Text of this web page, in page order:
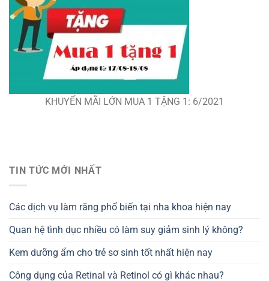
KHUYẾN MÃI LỚN MUA 1 TẶNG 1: 6/2021
TIN TỨC MỚI NHẤT
Các dịch vụ làm răng phổ biến tại nha khoa hiện nay
Quan hệ tình dục nhiều có làm suy giảm sinh lý không?
Kem dưỡng ẩm cho trẻ sơ sinh tốt nhất hiện nay
Công dụng của Retinal và Retinol có gì khác nhau?